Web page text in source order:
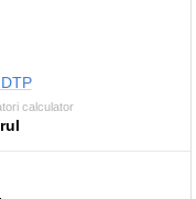
calculator